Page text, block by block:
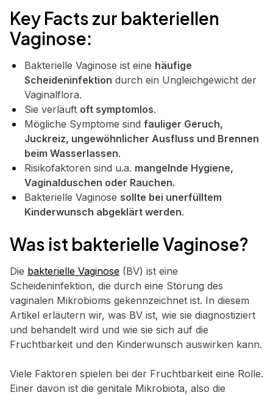
Key Facts zur bakteriellen
Vaginose:
Bakterielle Vaginose ist eine häufige
Scheideninfektion durch ein Ungleichgewicht der
Vaginalflora.
Sie verläuft oft symptomlos.
Mögliche Symptome sind fauliger Geruch,
Juckreiz, ungewöhnlicher Ausfluss und Brennen
beim Wasserlassen.
Risikofaktoren sind u.a. mangelnde Hygiene,
Vaginalduschen oder Rauchen.
Bakterielle Vaginose sollte bei unerfülltem
Kinderwunsch abgeklärt werden.
Was ist bakterielle Vaginose?
Die bakterielle Vaginose (BV) ist eine
Scheideninfektion, die durch eine Störung des
vaginalen Mikrobioms gekennzeichnet ist. In diesem
Artikel erläutern wir, was BV ist, wie sie diagnostiziert
und behandelt wird und wie sie sich auf die
Fruchtbarkeit und den Kinderwunsch auswirken kann.
Viele Faktoren spielen bei der Fruchtbarkeit eine Rolle.
Einer davon ist die genitale Mikrobiota, also die